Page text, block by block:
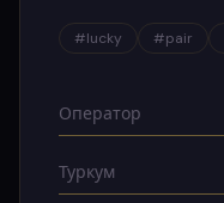
#lucky #pair
Оператор
Туркум